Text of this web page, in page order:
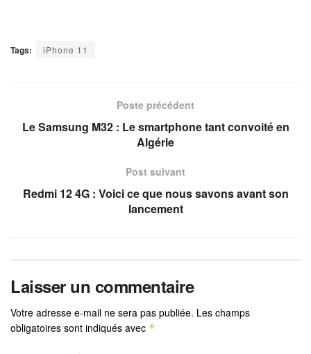
Tags: iPhone 11
Poste précédent
Le Samsung M32 : Le smartphone tant convoité en
Algérie
Post suivant
Redmi 12 4G : Voici ce que nous savons avant son
lancement
Laisser un commentaire
Votre adresse e-mail ne sera pas publiée. Les champs
obligatoires sont indiqués avec *